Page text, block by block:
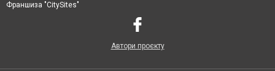
Франшиза "CitySites"
Автори проєкту